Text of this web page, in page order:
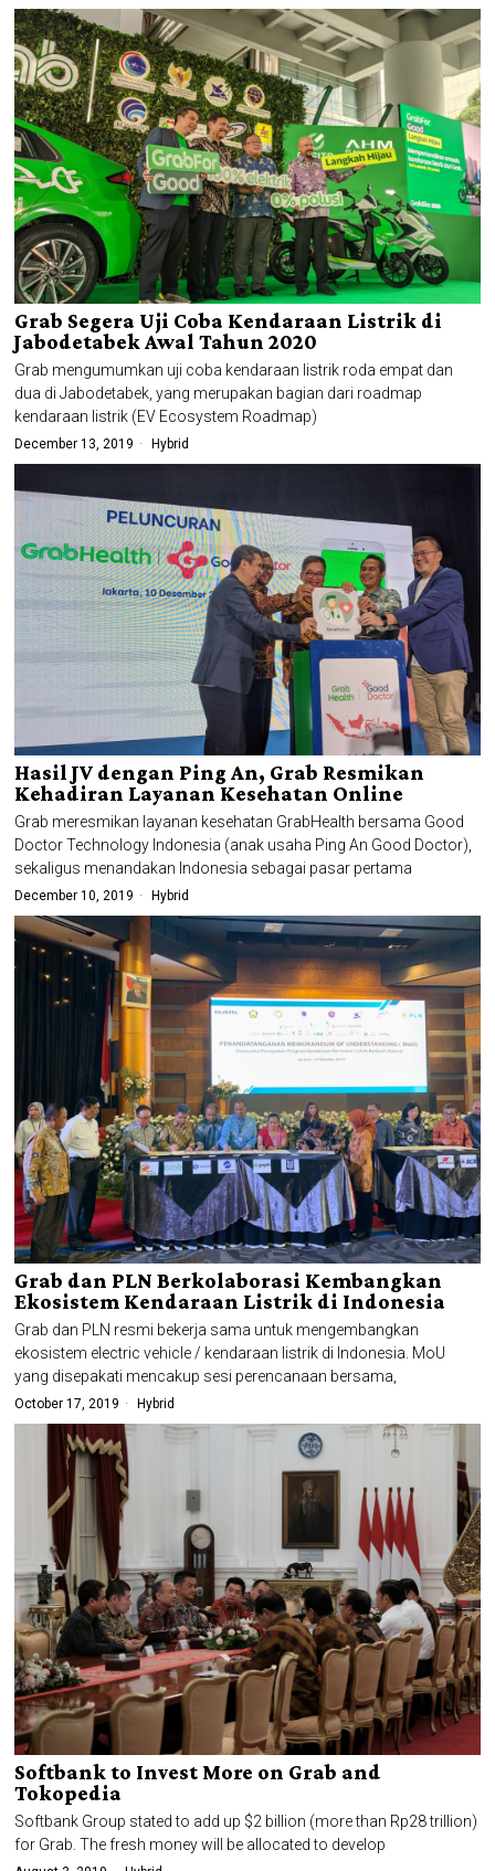
Grab Segera Uji Coba Kendaraan Listrik di
Jabodetabek Awal Tahun 2020
Grab mengumumkan uji coba kendaraan listrik roda empat dan
dua di Jabodetabek, yang merupakan bagian dari roadmap
kendaraan listrik (EV Ecosystem Roadmap)
December 13, 2019 Hybrid
Hasil JV dengan Ping An, Grab Resmikan
Kehadiran Layanan Kesehatan Online
Grab meresmikan layanan kesehatan GrabHealth bersama Good
Doctor Technology Indonesia (anak usaha Ping An Good Doctor),
sekaligus menandakan Indonesia sebagai pasar pertama
December 10, 2019 Hybrid
Grab dan PLN Berkolaborasi Kembangkan
Ekosistem Kendaraan Listrik di Indonesia
Grab dan PLN resmi bekerja sama untuk mengembangkan
ekosistem electric vehicle / kendaraan listrik di Indonesia. MoU
yang disepakati mencakup sesi perencanaan bersama,
October 17, 2019 Hybrid
Softbank to Invest More on Grab and
Tokopedia
Softbank Group stated to add up $2 billion (more than Rp28 trillion)
for Grab. The fresh money will be allocated to develop